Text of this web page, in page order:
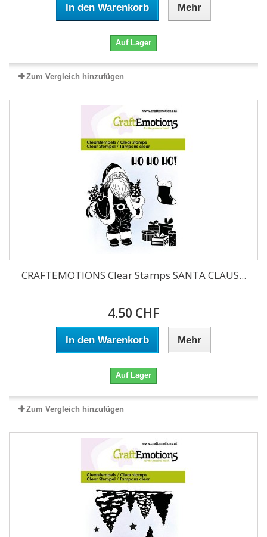
In den Warenkorb Mehr
Auf Lager
Zum Vergleich hinzufügen
CRAFTEMOTIONS Clear Stamps SANTA CLAUS...
4.50 CHF
In den Warenkorb Mehr
Auf Lager
Zum Vergleich hinzufügen